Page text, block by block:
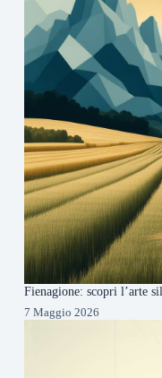
Fienagione: scopri l’arte
7 Maggio 2026